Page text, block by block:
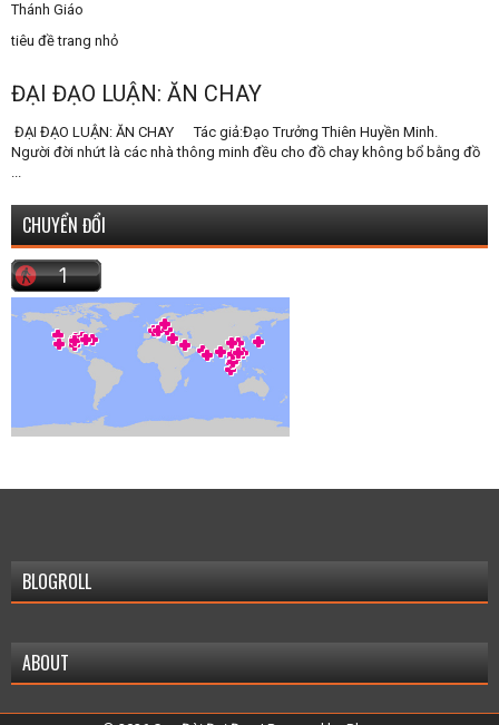
Thánh Giáo
tiêu đề trang nhỏ
ĐẠI ĐẠO LUẬN: ĂN CHAY
ĐẠI ĐẠO LUẬN: ĂN CHAY Tác giả:Đạo Trưởng Thiên Huyền Minh.
Người đời nhứt là các nhà thông minh đều cho đồ chay không bổ bằng đồ
...
CHUYỂN ĐỔI
BLOGROLL
ABOUT